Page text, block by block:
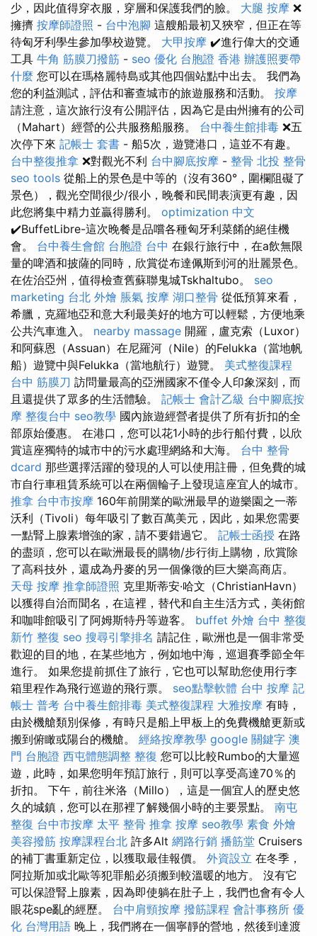
少，因此值得穿衣服，穿層和保護我們的臉。 大腿 按摩 ❌
擁擠 按摩師證照 - 台中泡腳 這艘船最初又狹窄，但正在等
待匈牙利學生參加學校遊覽。 大甲按摩 ✔️進行偉大的交通
工具 牛角 筋膜刀撥筋 - seo 優化 台胞證 香港 辦護照要帶
什麼 您可以在瑪格麗特島或其他四個站點中出去。 我們為
您的利益測試，評估和審查城市的旅遊服務和活動。 按摩
請注意，這次旅行沒有公開評估，因為它是由州擁有的公司
（Mahart）經營的公共服務船服務。 台中養生館排毒 ❌五
次停下來 記帳士 套書 - 船5次，遊覽港口，這並不有趣。
台中整復推拿 ❌對觀光不利 台中腳底按摩 - 整骨 北投 整骨
seo tools 從船上的景色是中等的（沒有360°，圍欄阻礙了
景色），觀光空間很少/很小，晚餐和民間表演更有趣，因
此您將集中精力並贏得勝利。 optimization 中文
✔️BuffetLibre-這次晚餐是品嚐各種匈牙利菜餚的絕佳機
會。 台中養生會館 台胞證 台中 在銀行旅行中，在a飲無限
量的啤酒和披薩的同時，欣賞從布達佩斯到河的壯麗景色。
在佐治亞州，值得檢查舊蘇聯鬼城Tskhaltubo。 seo
marketing 台北 外燴 脹氣 按摩 湖口整骨 從低預算來看，
希臘，克羅地亞和意大利最美好的地方可以輕鬆，方便地乘
公共汽車進入。 nearby massage 開羅，盧克索（Luxor）
和阿蘇恩（Assuan）在尼羅河（Nile）的Felukka（當地帆
船）遊覽中與Felukka（當地航行）遊覽。 美式整復課程
台中 筋膜刀 訪問量最高的亞洲國家不僅令人印象深刻，而
且還提供了眾多的生活體驗。 記帳士 會計乙級 台中腳底按
摩 整復台中 seo教學 國內旅遊經營者提供了所有折扣的全
部原始優惠。 在港口，您可以花1小時的步行船付費，以欣
賞這座獨特的城市中的污水處理網絡和大海。 台中 整骨
dcard 那些選擇活躍的發現的人可以使用註冊，但免費的城
市自行車租賃系統可以在兩個輪子上發現這座宜人的城市。
推拿 台中市按摩 160年前開業的歐洲最早的遊樂園之一蒂
沃利（Tivoli）每年吸引了數百萬美元，因此，如果您需要
一點腎上腺素增強的家，請不要錯過它。 記帳士函授 在路
的盡頭，您可以在歐洲最長的購物/步行街上購物，欣賞除
了高科技外，還成為丹麥的另一個像徵的巨大樂高商店。
天母 按摩 推拿師證照 克里斯蒂安·哈文（ChristianHavn）
以獲得自治而聞名，在這裡，替代和自主生活方式，美術館
和咖啡館吸引了阿姆斯特丹等遊客。 buffet 外燴 台中 整復
新竹 整復 seo 搜尋引擎排名 請記住，歐洲也是一個非常受
歡迎的目的地，在某些地方，例如地中海，巡迴賽季節全年
進行。 如果您提前抓住了旅行，它也可以幫助您使用行李
箱里程作為飛行巡遊的飛行票。 seo點擊軟體 台中 按摩 記
帳士 普考 台中養生館排毒 美式整復課程 大雅按摩 有時，
由於機艙類別保修，有時只是船上甲板上的免費機艙更新或
搬到俯瞰或陽台的機艙。 經絡按摩教學 google 關鍵字 澳
門 台胞證 西屯體態調整 整復 您可以比較Rumbo的大量巡
遊，此時，如果您明年預訂旅行，則可以享受高達70％的
折扣。 下午，前往米洛（Millo），這是一個宜人的歷史悠
久的城鎮，您可以在那裡了解幾個小時的主要景點。 南屯
整復 台中市按摩 太平 整骨 推拿 按摩 seo教學 素食 外燴
美容撥筋 按摩課程台北 許多Alt 網路行銷 播筋堂 Cruisers
的補丁書重新定位，以獲取最佳報價。 外資設立 在冬季，
阿拉斯加或北歐等犯罪船必須搬到較溫暖的地方。 沒有它
可以保證腎上腺素，因為即使躺在肚子上，我們也會有令人
眼花spe亂的經歷。 台中肩頸按摩 撥筋課程 會計事務所 優
化 台灣用語 晚上，我們將在一個寧靜的營地，然後到達渡